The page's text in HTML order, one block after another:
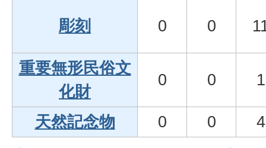
彫刻 0 0
重要無形民俗文
化財
0 0 1
天然記念物 0 0
4